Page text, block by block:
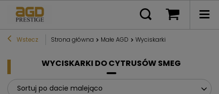
Wstecz Strona główna Małe AGD Wyciskarki
WYCISKARKI DO CYTRUSÓW SMEG
Sortuj po dacie malejąco